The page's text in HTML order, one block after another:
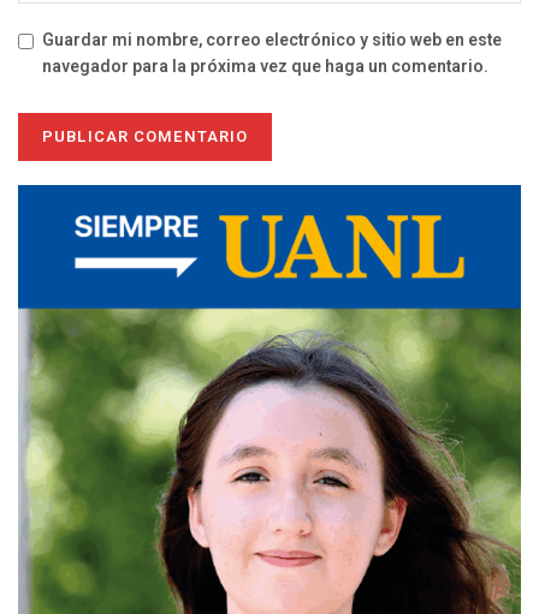
Guardar mi nombre, correo electrónico y sitio web en este
navegador para la próxima vez que haga un comentario.